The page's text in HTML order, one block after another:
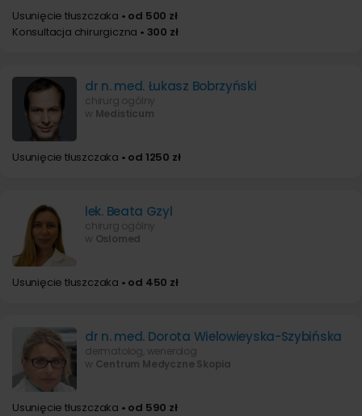
Usunięcie tłuszczaka • od 500 zł
Konsultacja chirurgiczna • 300 zł
dr n. med. Łukasz Bobrzyński
chirurg ogólny
w Medisticum
Usunięcie tłuszczaka • od 1250 zł
lek. Beata Gzyl
chirurg ogólny
w Oslomed
Usunięcie tłuszczaka • od 450 zł
dr n. med. Dorota Wielowieyska-Szybińska
dermatolog, wenerolog
w Centrum Medyczne Skopia
Usunięcie tłuszczaka • od 590 zł